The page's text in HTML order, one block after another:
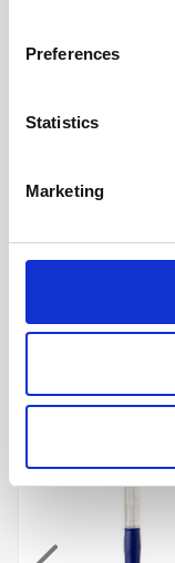
Preferences
Statistics
Marketing
Fotoalbum Colors
Köp